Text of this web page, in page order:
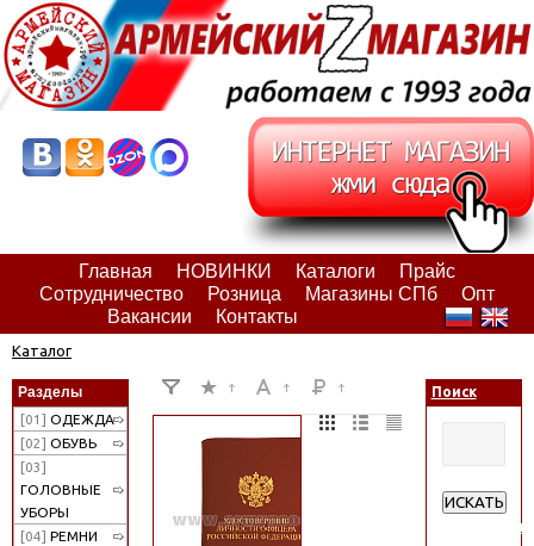
Главная НОВИНКИ Каталоги
Прайс
Сотрудничество
Розница Магазины СПб
Опт
Вакансии
Контакты
Каталог
Разделы
[01] ОДЕЖДА
[02] ОБУВЬ
[03]
ГОЛОВНЫЕ
УБОРЫ
[04] РЕМНИ
Поиск
ИСКАТЬ